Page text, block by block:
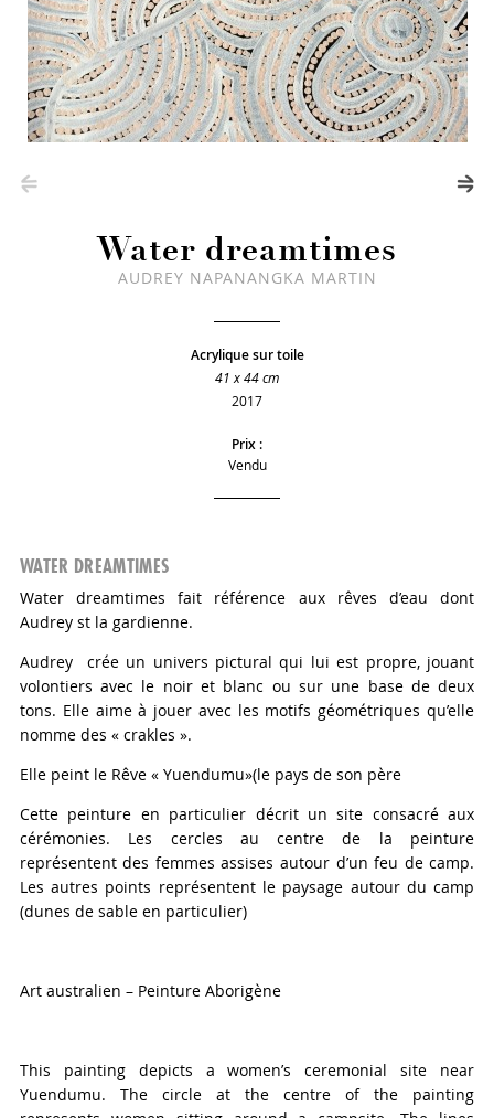
Water dreamtimes
AUDREY NAPANANGKA MARTIN
Acrylique sur toile
41 x 44 cm
2017
Prix :
Vendu
WATER DREAMTIMES
Water dreamtimes fait référence aux rêves d’eau dont
Audrey st la gardienne.
Audrey crée un univers pictural qui lui est propre, jouant
volontiers avec le noir et blanc ou sur une base de deux
tons. Elle aime à jouer avec les motifs géométriques qu’elle
nomme des « crakles ».
Elle peint le Rêve « Yuendumu»(le pays de son père
Cette peinture en particulier décrit un site consacré aux
cérémonies. Les cercles au centre de la peinture
représentent des femmes assises autour d’un feu de camp.
Les autres points représentent le paysage autour du camp
(dunes de sable en particulier)
Art australien – Peinture Aborigène
This painting depicts a women’s ceremonial site near
Yuendumu. The circle at the centre of the painting